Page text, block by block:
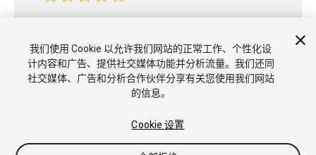
我们使用 Cookie 以允许我们网站的正常工作、个性化设
计内容和广告、提供社交媒体功能并分析流量。我们还同
社交媒体、广告和分析合作伙伴分享有关您使用我们网站
的信息。
Cookie 设置